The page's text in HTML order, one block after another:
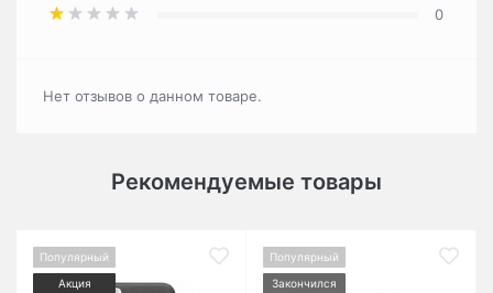
0
Нет отзывов о данном товаре.
Рекомендуемые товары
Популярный
Акция
Популярный
Закончился